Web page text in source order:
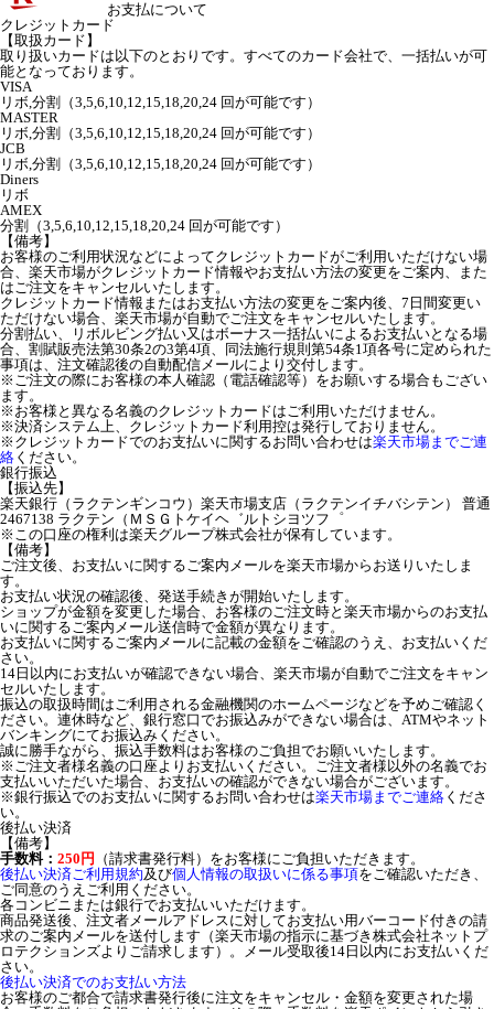
お支払について
クレジットカード
【取扱カード】
取り扱いカードは以下のとおりです。すべてのカード会社で、一括払いが可
能となっております。
VISA
リボ,分割（3,5,6,10,12,15,18,20,24 回が可能です）
MASTER
リボ,分割（3,5,6,10,12,15,18,20,24 回が可能です）
JCB
リボ,分割（3,5,6,10,12,15,18,20,24 回が可能です）
Diners
リボ
AMEX
分割（3,5,6,10,12,15,18,20,24 回が可能です）
【備考】
お客様のご利用状況などによってクレジットカードがご利用いただけない場
合、楽天市場がクレジットカード情報やお支払い方法の変更をご案内、また
はご注文をキャンセルいたします。
クレジットカード情報またはお支払い方法の変更をご案内後、7日間変更い
ただけない場合、楽天市場が自動でご注文をキャンセルいたします。
分割払い、リボルビング払い又はボーナス一括払いによるお支払いとなる場
合、割賦販売法第30条2の3第4項、同法施行規則第54条1項各号に定められた
事項は、注文確認後の自動配信メールにより交付します。
※ご注文の際にお客様の本人確認（電話確認等）をお願いする場合もござい
ます。
※お客様と異なる名義のクレジットカードはご利用いただけません。
※決済システム上、クレジットカード利用控は発行しておりません。
※クレジットカードでのお支払いに関するお問い合わせは楽天市場までご連
絡 ください。
銀行振込
【振込先】
楽天銀行（ラクテンギンコウ）楽天市場支店（ラクテンイチバシテン） 普通
2467138 ラクテン（ＭＳＧトケイヘ゛ルトシヨツフ゜
※この口座の権利は楽天グループ株式会社が保有しています。
【備考】
ご注文後、お支払いに関するご案内メールを楽天市場からお送りいたしま
す。
お支払い状況の確認後、発送手続きが開始いたします。
ショップが金額を変更した場合、お客様のご注文時と楽天市場からのお支払
いに関するご案内メール送信時で金額が異なります。
お支払いに関するご案内メールに記載の金額をご確認のうえ、お支払いくだ
さい。
14日以内にお支払いが確認できない場合、楽天市場が自動でご注文をキャン
セルいたします。
振込の取扱時間はご利用される金融機関のホームページなどを予めご確認く
ださい。連休時など、銀行窓口でお振込みができない場合は、ATMやネット
バンキングにてお振込みください。
誠に勝手ながら、振込手数料はお客様のご負担でお願いいたします。
※ご注文者様名義の口座よりお支払いください。ご注文者様以外の名義でお
支払いいただいた場合、お支払いの確認ができない場合がございます。
※銀行振込でのお支払いに関するお問い合わせは楽天市場までご連絡 くださ
い。
後払い決済
【備考】
手数料： 250円
（請求書発行料）をお客様にご負担いただきます。
後払い決済ご利用規約及び個人情報の取扱いに係る事項をご確認いただき、
ご同意のうえご利用ください。
各コンビニまたは銀行でお支払いいただけます。
商品発送後、注文者メールアドレスに対してお支払い用バーコード付きの請
求のご案内メールを送付します（楽天市場の指示に基づき株式会社ネットプ
ロテクションズよりご請求します）。メール受取後14日以内にお支払いくだ
さい。
後払い決済でのお支払い方法
お客様のご都合で請求書発行後に注文をキャンセル・金額を変更された場